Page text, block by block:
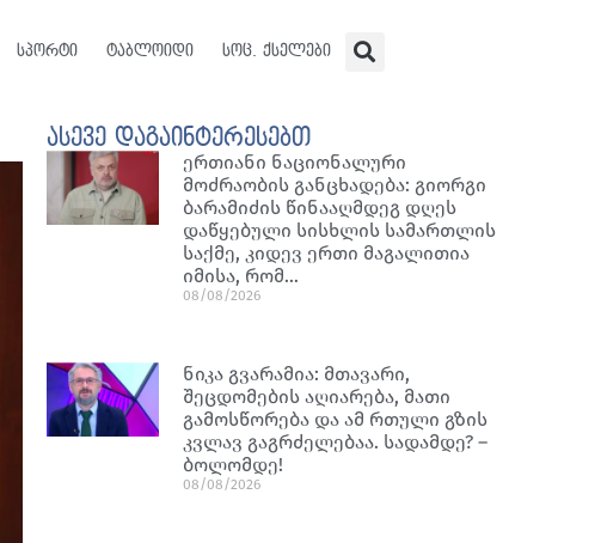
სპორტი ტაბლოიდი სოც. ქსელები
ასევე დაგაინტერესებთ
ერთიანი ნაციონალური
მოძრაობის განცხადება: გიორგი
ბარამიძის წინააღმდეგ დღეს
დაწყებული სისხლის სამართლის
საქმე, კიდევ ერთი მაგალითია
იმისა, რომ…
08/08/2026
ნიკა გვარამია: მთავარი,
შეცდომების აღიარება, მათი
გამოსწორება და ამ რთული გზის
კვლავ გაგრძელებაა. სადამდე? –
ბოლომდე!
08/08/2026